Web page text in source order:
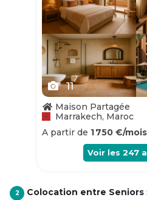
11
Maison Partagée
Marrakech, Maroc
A partir de 1 750 €/mois
Voir les 247
2 Colocation entre Seniors